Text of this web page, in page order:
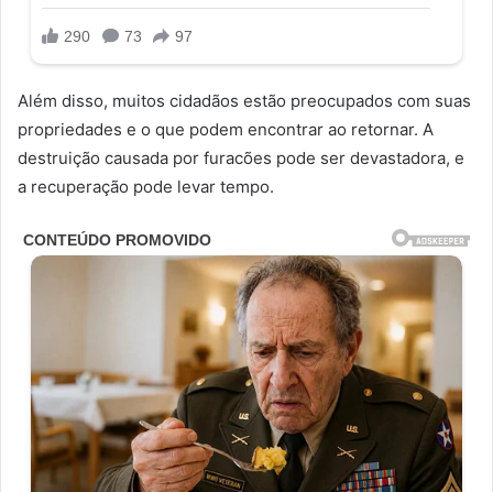
Além disso, muitos cidadãos estão preocupados com suas
propriedades e o que podem encontrar ao retornar. A
destruição causada por furacões pode ser devastadora, e
a recuperação pode levar tempo.